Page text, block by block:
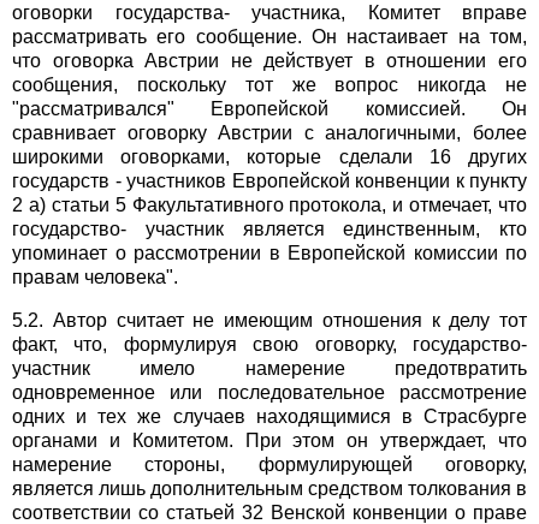
оговорки государства- участника, Комитет вправе
рассматривать его сообщение. Он настаивает на том,
что оговорка Австрии не действует в отношении его
сообщения, поскольку тот же вопрос никогда не
"рассматривался" Европейской комиссией. Он
сравнивает оговорку Австрии с аналогичными, более
широкими оговорками, которые сделали 16 других
государств - участников Европейской конвенции к пункту
2 а) статьи 5 Факультативного протокола, и отмечает, что
государство- участник является единственным, кто
упоминает о рассмотрении в Европейской комиссии по
правам человека".
5.2. Автор считает не имеющим отношения к делу тот
факт, что, формулируя свою оговорку, государство-
участник имело намерение предотвратить
одновременное или последовательное рассмотрение
одних и тех же случаев находящимися в Страсбурге
органами и Комитетом. При этом он утверждает, что
намерение стороны, формулирующей оговорку,
является лишь дополнительным средством толкования в
соответствии со статьей 32 Венской конвенции о праве